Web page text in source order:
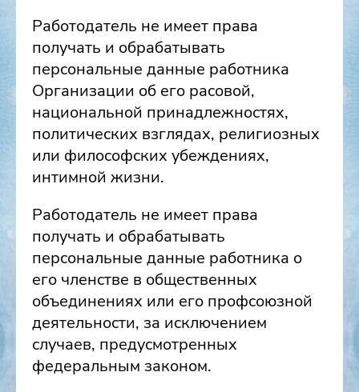
Работодатель не имеет права
получать и обрабатывать
персональные данные работника
Организации об его расовой,
национальной принадлежностях,
политических взглядах, религиозных
или философских убеждениях,
интимной жизни.
Работодатель не имеет права
получать и обрабатывать
персональные данные работника о
его членстве в общественных
объединениях или его профсоюзной
деятельности, за исключением
случаев, предусмотренных
федеральным законом.